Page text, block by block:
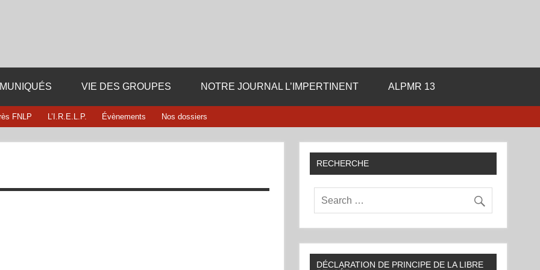
13
VIE DES GROUPES NOTRE JOURNAL L’IMPERTINENT ALPMR 13
FNLP L’I.R.E.L.P. Évènements Nos dossiers
RECHERCHE
DÉCLARATION DE PRINCIPE DE LA LIBRE